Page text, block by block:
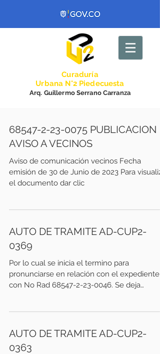
Curaduría
Urbana N°2 Piedecuesta
Arq. Guillermo Serrano Carranza
68547-2-23-0075 PUBLICACION
AVISO A VECINOS
Aviso de comunicación vecinos Fecha
emisión de 30 de Junio de 2023 Para visualizar
el documento dar clic
AUTO DE TRAMITE AD-CUP2-
0369
Por lo cual se inicia el termino para
pronunciarse en relación con el expediente
con No Rad 68547-2-23-0046. Se deja
AUTO DE TRAMITE AD-CUP2-
0363